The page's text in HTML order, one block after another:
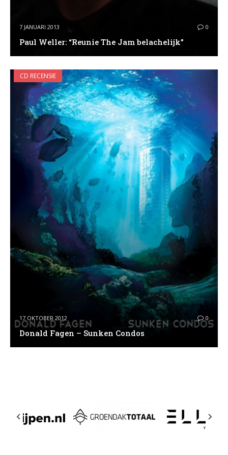
7 JANUARI 2013 0
Paul Weller: “Reunie The Jam belachelijk”
CD RECENSIE
17 OKTOBER 2012 0
Donald Fagen – Sunken Condos